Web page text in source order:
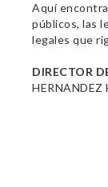
Aquí
públicos, las
legales que
DIRECTOR
HERNANDEZ